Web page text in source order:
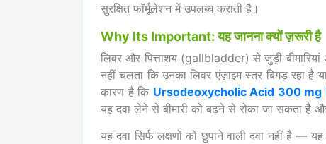
सुरक्षित फॉर्मूलेशन में उपलब्ध कराती है।
Why Its Important: यह जानना क्यों ज़रूरी है
लिवर और पित्ताशय (gallbladder) से जुड़ी बीमारियां
नहीं चलता कि उनका लिवर एंज़ाइम स्तर बिगड़ रहा है
कारण है कि Ursodeoxycholic Acid 300 mg
यह दवा लेने से बीमारी को बढ़ने से रोका जा सकता है
यह दवा सिर्फ लक्षणों को छुपाने वाली दवा नहीं है —